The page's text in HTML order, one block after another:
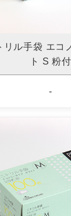
リル手袋 エコ
ト S 粉付
-